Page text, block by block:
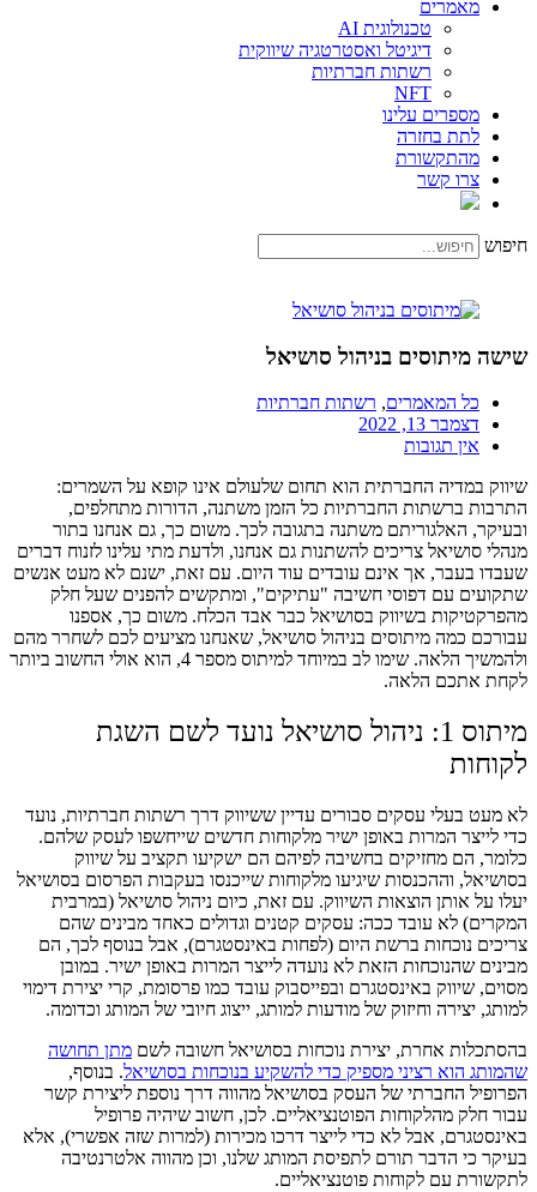
מאמרים
טכנולוגית AI
דיגיטל ואסטרטגיה שיווקית
רשתות חברתיות
NFT
מספרים עלינו
לתת בחזרה
מהתקשורת
צרו קשר
חיפוש
שישה מיתוסים בניהול סושיאל
כל המאמרים, רשתות חברתיות
דצמבר 13, 2022
אין תגובות
שיווק במדיה החברתית הוא תחום שלעולם אינו קופא על השמרים:
התרבות ברשתות החברתיות כל הזמן משתנה, הדורות מתחלפים,
ובעיקר, האלגוריתם משתנה בתגובה לכך. משום כך, גם אנחנו בתור
מנהלי סושיאל צריכים להשתנות גם אנחנו, ולדעת מתי עלינו לזנוח דברים
שעבדו בעבר, אך אינם עובדים עוד היום. עם זאת, ישנם לא מעט אנשים
שתקועים עם דפוסי חשיבה "עתיקים", ומתקשים להפנים שעל חלק
מהפרקטיקות בשיווק בסושיאל כבר אבד הכלח. משום כך, אספנו
עבורכם כמה מיתוסים בניהול סושיאל, שאנחנו מציעים לכם לשחרר מהם
ולהמשיך הלאה. שימו לב במיוחד למיתוס מספר 4, הוא אולי החשוב ביותר
לקחת אתכם הלאה.
מיתוס 1: ניהול סושיאל נועד לשם השגת
לקוחות
לא מעט בעלי עסקים סבורים עדיין ששיווק דרך רשתות חברתיות, נועד
כדי לייצר המרות באופן ישיר מלקוחות חדשים שייחשפו לעסק שלהם.
כלומר, הם מחזיקים בחשיבה לפיהם הם ישקיעו תקציב על שיווק
בסושיאל, וההכנסות שיגיעו מלקוחות שייכנסו בעקבות הפרסום בסושיאל
יעלו על אותן הוצאות השיווק. עם זאת, כיום ניהול סושיאל (במרבית
המקרים) לא עובד ככה: עסקים קטנים וגדולים כאחד מבינים שהם
צריכים נוכחות ברשת היום (לפחות באינסטגרם), אבל בנוסף לכך, הם
מבינים שהנוכחות הזאת לא נועדה לייצר המרות באופן ישיר. במובן
מסוים, שיווק באינסטגרם ובפייסבוק עובד כמו פרסומת, קרי יצירת דימוי
למותג, יצירה וחיזוק של מודעות למותג, ייצוג חיובי של המותג וכדומה.
בהסתכלות אחרת, יצירת נוכחות בסושיאל חשובה לשם מתן תחושה
שהמותג הוא רציני מספיק כדי להשקיע בנוכחות בסושיאל. בנוסף,
הפרופיל החברתי של העסק בסושיאל מהווה דרך נוספת ליצירת קשר
עבור חלק מהלקוחות הפוטנציאליים. לכן, חשוב שיהיה פרופיל
באינסטגרם, אבל לא כדי לייצר דרכו מכירות (למרות שזה אפשרי), אלא
בעיקר כי הדבר תורם לתפיסת המותג שלנו, וכן מהווה אלטרנטיבה
לתקשורת עם לקוחות פוטנציאליים.